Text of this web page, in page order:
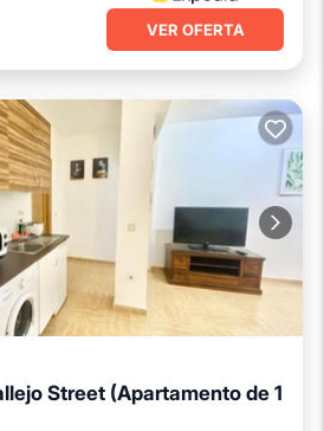
VER OFERTA
Street (Apartamento de 1